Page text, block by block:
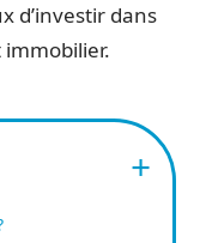
d’investir dans
immobilier.